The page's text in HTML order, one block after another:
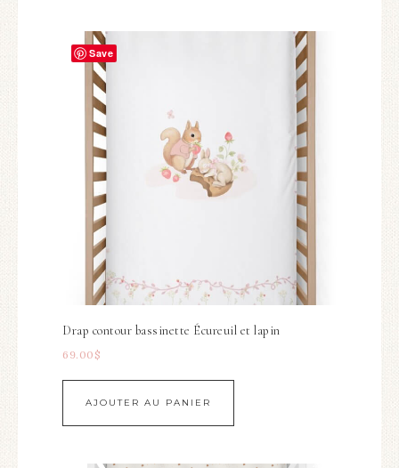
Save
Drap contour bassinette Écureuil et lapin
69.00 $
AJOUTER AU PANIER